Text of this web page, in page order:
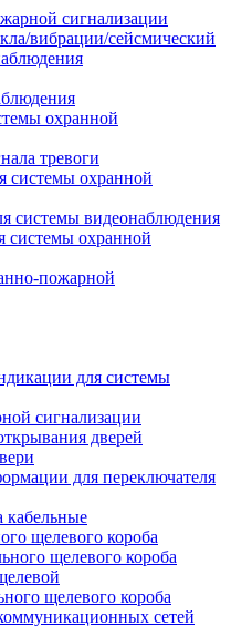
сигнализации
вибрации/сейсмический
охранной
тревоги
системы охранной
системы видеонаблюдения
системы охранной
пожарной
для системы
сигнализации
дверей
для переключателя
кабельные
щелевого короба
щелевого короба
щелевого короба